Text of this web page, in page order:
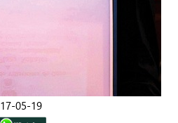
17-05-19